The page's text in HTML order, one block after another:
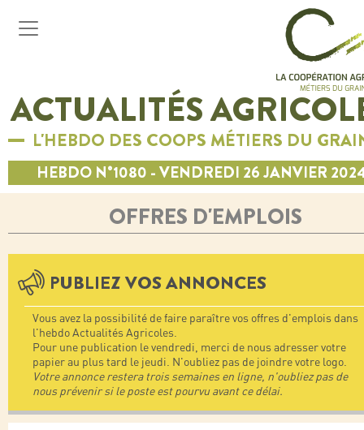
ACTUALITÉS
L'HEBDO DES COOPS MÉTIERS DU
HEBDO N°1080 - VENDREDI 26 JANVIER
OFFRES D'EMPLOIS
PUBLIEZ VOS ANNONCES
Vous avez la possibilité de faire paraître vos offres d'emplois dans
l'hebdo Actualités Agricoles.
Pour une publication le vendredi, merci de nous adresser votre
papier au plus tard le jeudi. N'oubliez pas de joindre votre logo.
Votre annonce restera trois semaines en ligne, n'oubliez pas de
nous prévenir si le poste est pourvu avant ce délai.